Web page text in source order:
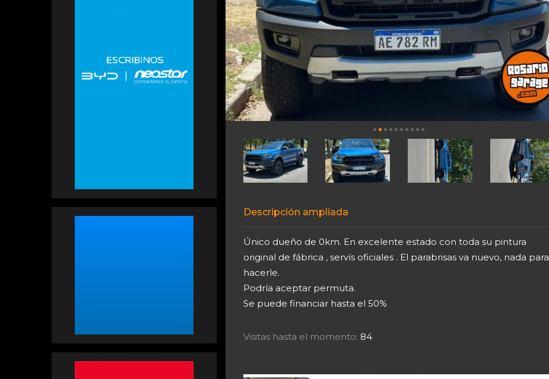
Descripción ampliada
Único dueño de 0km. En excelente estado con toda su pintura
original de fábrica , servís oficiales . El parabrisas va nuevo, nada para
hacerle.
Podría aceptar permuta.
Se puede financiar hasta el 50%
Visitas hasta el momento: 84